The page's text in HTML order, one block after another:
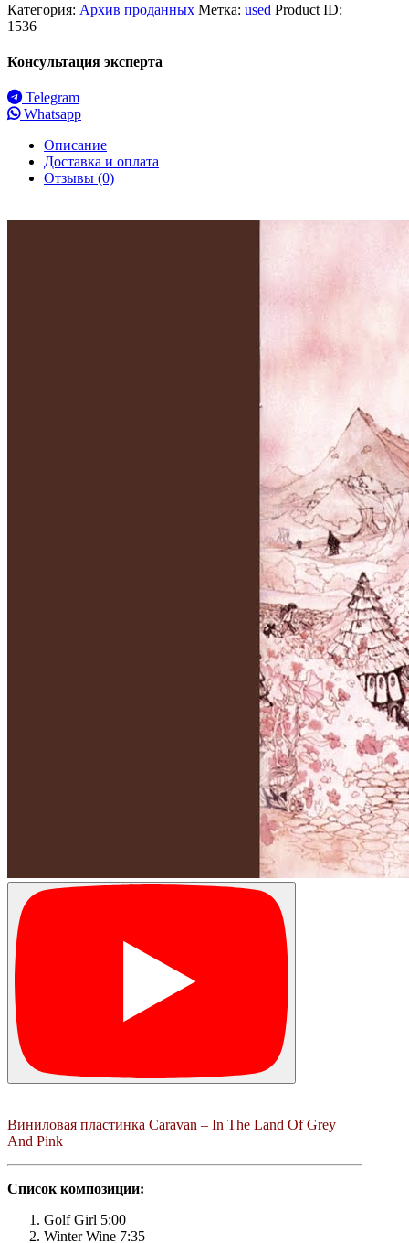
Категория: Архив проданных Метка: used Product ID:
1536
Консультация эксперта
Telegram
Whatsapp
Описание
Доставка и оплата
Отзывы (0)
Виниловая пластинка Caravan – In The Land Of Grey
And Pink
Список композиции:
Golf Girl 5:00
Winter Wine 7:35